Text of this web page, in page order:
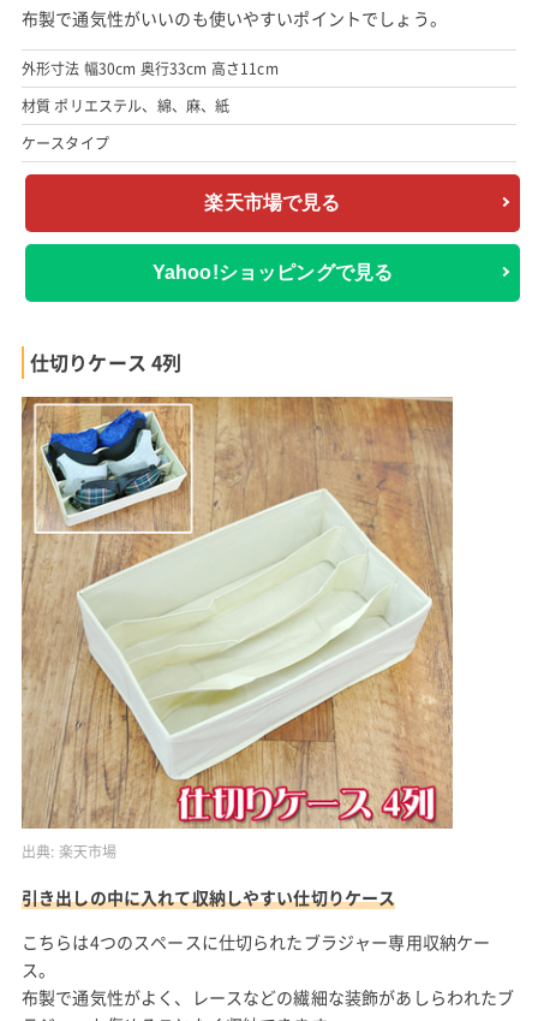
布製で通気性がいいのも使いやすいポイントでしょう。
外形寸法 幅30cm 奥行33cm 高さ11cm
材質 ポリエステル、綿、麻、紙
ケースタイプ
楽天市場で見る
Yahoo!ショッピングで見る
仕切りケース 4列
出典: 楽天市場
引き出しの中に入れて収納しやすい仕切りケース
こちらは4つのスペースに仕切られたブラジャー専用収納ケー
ス。
布製で通気性がよく、レースなどの繊細な装飾があしらわれたブ